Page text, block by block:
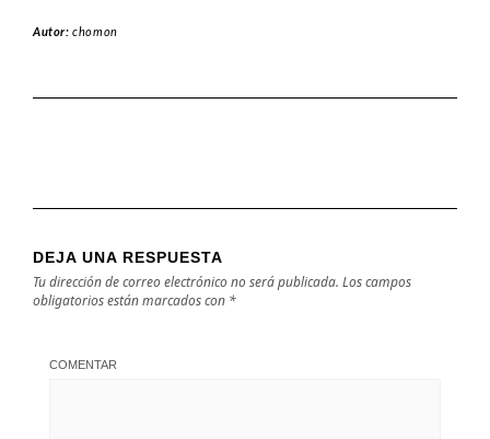
Autor:chomon
DEJA UNA RESPUESTA
Tu dirección de correo electrónico no será publicada. Los campos
obligatorios están marcados con *
COMENTAR